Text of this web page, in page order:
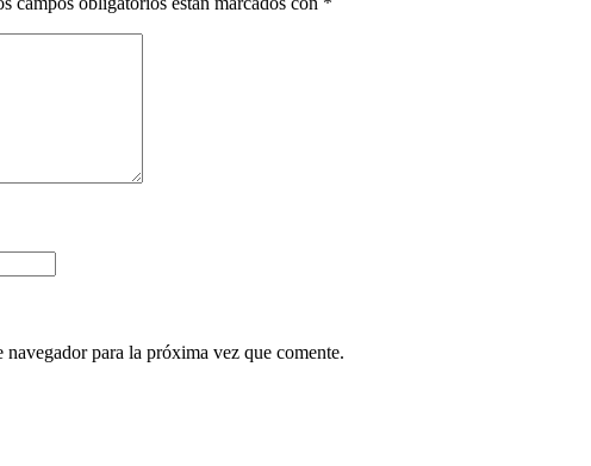
para la próxima vez que comente.